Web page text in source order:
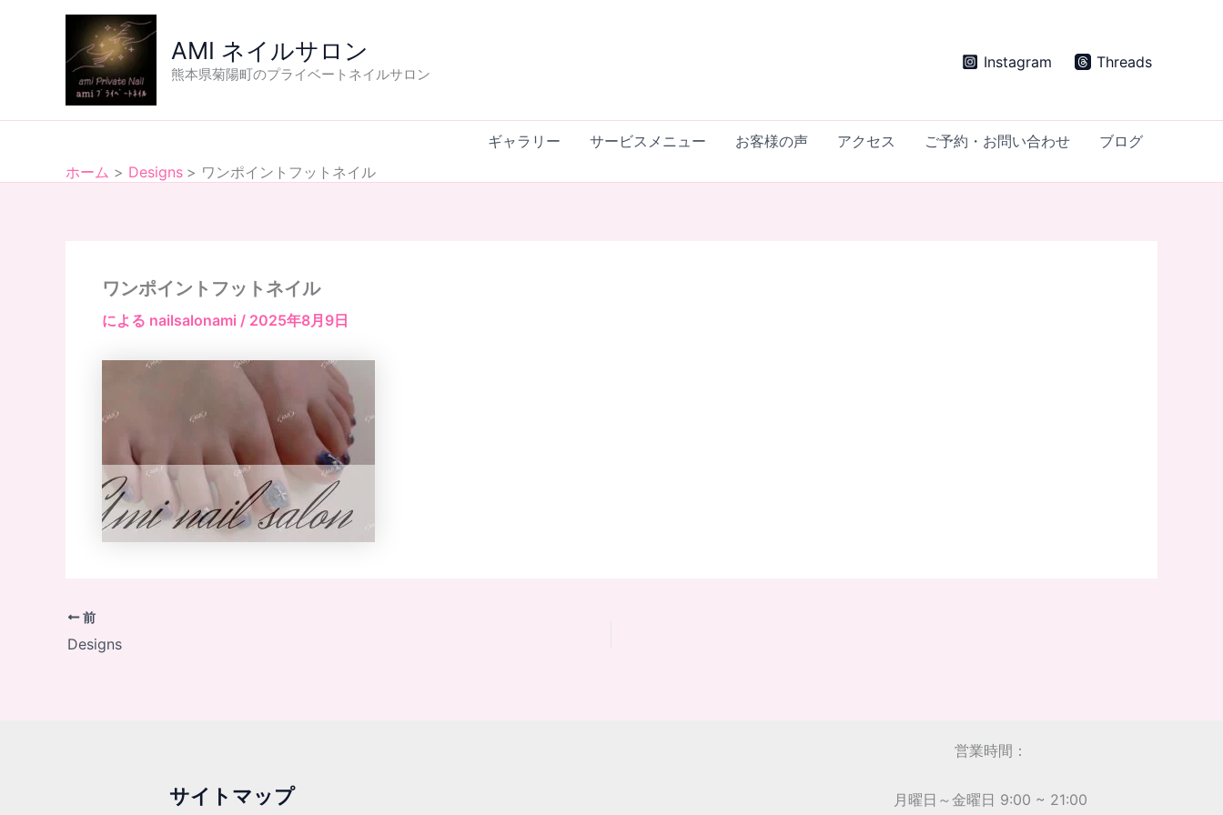
AMI ネイルサロン
熊本県菊陽町のプライベートネイルサロン
Instagram Threads
ギャラリー サービスメニュー お客様の声 アクセス ご予約・お問い合わせ
ブログ
ホーム
Designs ワンポイントフットネイル
ワンポイントフットネイル
による nailsalonami / 2025年8月9日
前
Designs
サイトマップ
営業時間：
月曜日～金曜日 9:00 ~ 21:00